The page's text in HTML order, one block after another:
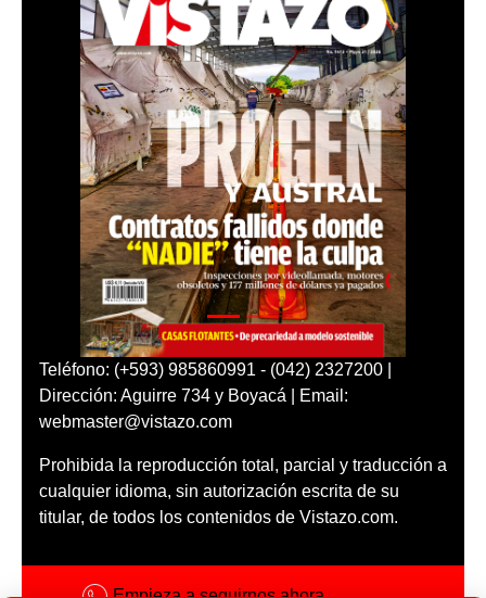
Teléfono: (+593) 985860991 - (042) 2327200 |
Dirección: Aguirre 734 y Boyacá | Email:
webmaster@vistazo.com
Prohibida la reproducción total, parcial y traducción a
cualquier idioma, sin autorización escrita de su
titular, de todos los contenidos de Vistazo.com.